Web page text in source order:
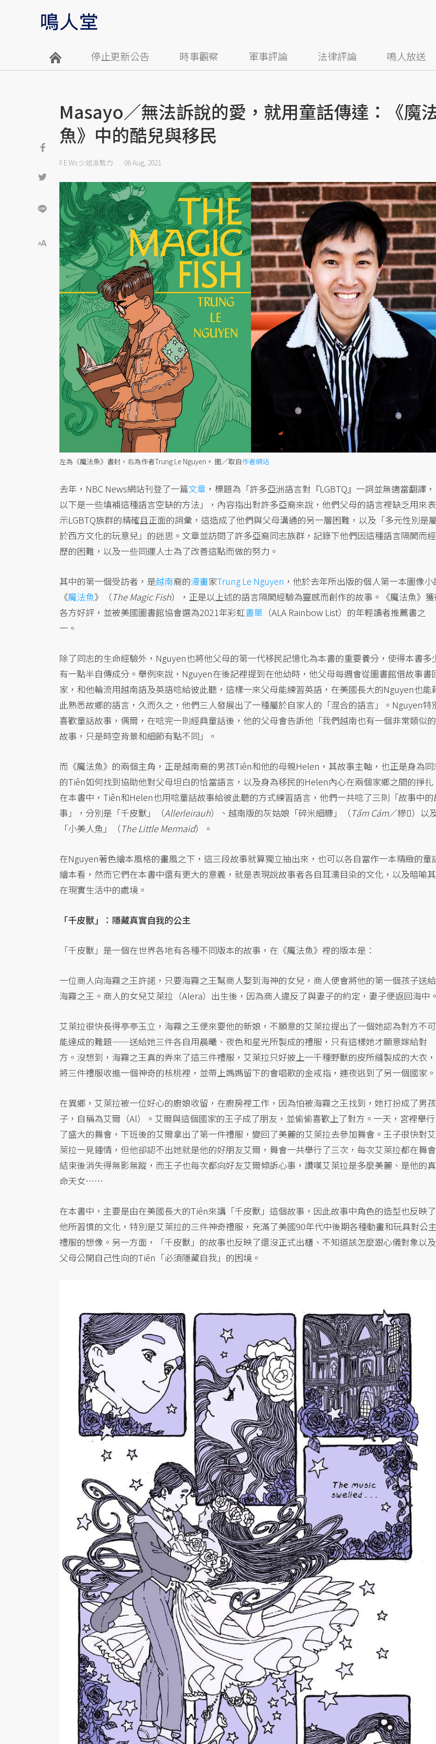
停止更新公告 時事觀察 軍事評論 法律評論 鳴人放送
Masayo／無法訴說的愛，就用童話傳達：《魔
魚》中的酷兒與移民
F.E.Ws 少述派勢力 06 Aug, 2021
左為《魔法魚》書封，右為作者Trung Le Nguyen。 圖／取自作者網站
去年，NBC News網站刊登了一篇文章 ，標題為「許多亞洲語言對『LGBTQ』一詞並無適當翻譯，
以下是一些填補這種語言空缺的方法」，內容指出對許多亞裔來說，他們父母的語言裡缺乏用來表
示LGBTQ族群的精確且正面的詞彙，這造成了他們與父母溝通的另一層困難，以及「多元性別是
於西方文化的玩意兒」的迷思。文章並訪問了許多亞裔同志族群，記錄下他們因這種語言隔閡而經
歷的困難，以及一些同運人士為了改善這點而做的努力。
其中的第一個受訪者，是越南裔的漫畫家Trung Le Nguyen ，他於去年所出版的個人第一本圖像小
《魔法魚》（The Magic Fish），正是以上述的語言隔閡經驗為靈感而創作的故事。《魔法魚》
各方好評，並被美國圖書館協會選為2021年彩虹書單 （ALA Rainbow List）的年輕讀者推薦書之
一。
除了同志的生命經驗外，Nguyen也將他父母的第一代移民記憶化為本書的重要養分，使得本書多
有一點半自傳成分。舉例來說，Nguyen在後記裡提到在他幼時，他父母每週會從圖書館借故事書
家，和他輪流用越南語及英語唸給彼此聽，這樣一來父母能練習英語，在美國長大的Nguyen也能
此熟悉故鄉的語言，久而久之，他們三人發展出了一種屬於自家人的「混合的語言」。Nguyen特
喜歡童話故事，偶爾，在唸完一則經典童話後，他的父母會告訴他「我們越南也有一個非常類似的
故事，只是時空背景和細節有點不同」。
而《魔法魚》的兩個主角，正是越南裔的男孩Tiên和他的母親Helen，其故事主軸，也正是身為同
的Tiên如何找到協助他對父母坦白的恰當語言，以及身為移民的Helen內心在兩個家鄉之間的掙扎
在本書中，Tiên和Helen也用唸童話故事給彼此聽的方式練習語言，他們一共唸了三則「故事中的
事」，分別是「千皮獸」（Allerleirauh）、越南版的灰姑娘「碎米細糠」（Tấm Cám／糝𥽇）以
「小美人魚」（The Little Mermaid）。
在Nguyen著色繪本風格的畫風之下，這三段故事就算獨立抽出來，也可以各自當作一本精緻的童
繪本看，然而它們在本書中還有更大的意義，就是表現說故事者各自耳濡目染的文化，以及暗喻其
在現實生活中的處境。
「千皮獸」：隱藏真實自我的公主
「千皮獸」是一個在世界各地有各種不同版本的故事，在《魔法魚》裡的版本是：
一位商人向海霧之王許諾，只要海霧之王幫商人娶到海神的女兒，商人便會將他的第一個孩子送給
海霧之王。商人的女兒艾萊拉（Alera）出生後，因為商人違反了與妻子的約定，妻子便返回海中
艾萊拉很快長得亭亭玉立，海霧之王便來要他的新娘，不願意的艾萊拉提出了一個她認為對方不可
能達成的難題——送給她三件各自用晨曦、夜色和星光所製成的禮服，只有這樣她才願意嫁給對
方。沒想到，海霧之王真的弄來了這三件禮服，艾萊拉只好披上一千種野獸的皮所縫製成的大衣，
將三件禮服收進一個神奇的核桃裡，並帶上媽媽留下的會唱歌的金戒指，連夜逃到了另一個國家。
在異鄉，艾萊拉被一位好心的廚娘收留，在廚房裡工作，因為怕被海霧之王找到，她打扮成了男孩
子，自稱為艾爾（Al）。艾爾與這個國家的王子成了朋友，並偷偷喜歡上了對方。一天，宮裡舉行
了盛大的舞會，下班後的艾爾拿出了第一件禮服，變回了美麗的艾萊拉去參加舞會。王子很快對艾
萊拉一見鍾情，但他卻認不出她就是他的好朋友艾爾，舞會一共舉行了三次，每次艾萊拉都在舞會
結束後消失得無影無蹤，而王子也每次都向好友艾爾傾訴心事，讚嘆艾萊拉是多麼美麗、是他的真
命天女……
在本書中，主要是由在美國長大的Tiên來講「千皮獸」這個故事，因此故事中角色的造型也反映了
他所習慣的文化，特別是艾萊拉的三件神奇禮服，充滿了美國90年代中後期各種動畫和玩具對公
禮服的想像。另一方面，「千皮獸」的故事也反映了還沒正式出櫃、不知道該怎麼跟心儀對象以及
父母公開自己性向的Tiên「必須隱藏自我」的困境。